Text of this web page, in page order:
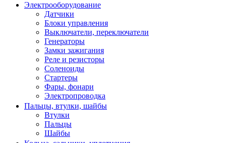
Электрооборудование
Датчики
Блоки управления
Выключатели, переключатели
Генераторы
Замки зажигания
Реле и резисторы
Соленоиды
Стартеры
Фары, фонари
Электропроводка
Пальцы, втулки, шайбы
Втулки
Пальцы
Шайбы